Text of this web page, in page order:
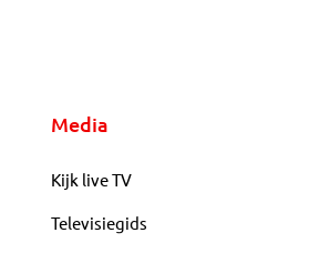
Media
Kijk live TV
Televisiegids